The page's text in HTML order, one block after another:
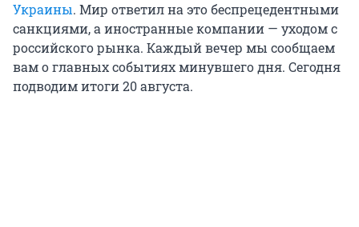
Украины. Мир ответил на это беспрецедентными
санкциями, а иностранные компании — уходом с
российского рынка. Каждый вечер мы сообщаем
вам о главных событиях минувшего дня. Сегодня
подводим итоги 20 августа.